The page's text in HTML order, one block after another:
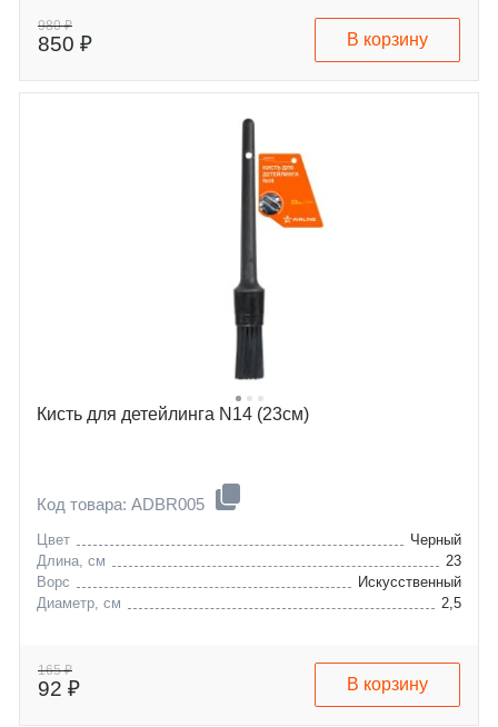
980 ₽
850 ₽ В корзину
Кисть для детейлинга N14 (23см)
Код товара: ADBR005
Цвет
Черный
Длина, см
23
Ворс
Искусственный
Диаметр, см
2,5
165 ₽
92 ₽ В корзину